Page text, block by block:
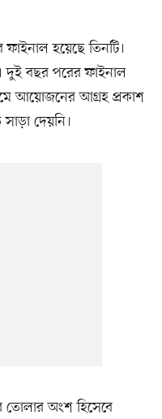
ফাইনাল হয়েছে তিনটি।
দুই বছর পরের ফাইনাল
আয়োজনের আগ্রহ প্রকাশ
দেয়নি।
তোলার অংশ হিসেবে